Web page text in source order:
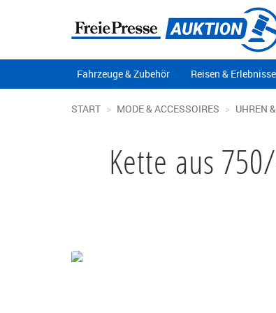
Fahrzeuge & Zubehör Reisen & Erlebnisse
START MODE & ACCESSOIRES UHREN
Kette aus